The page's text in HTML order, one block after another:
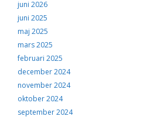
juni 2026
juni 2025
maj 2025
mars 2025
februari 2025
december 2024
november 2024
oktober 2024
september 2024